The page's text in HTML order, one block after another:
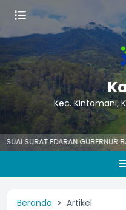
Kec. Kintamani,
EDARAN GUBERNUR BALI
Beranda Artikel